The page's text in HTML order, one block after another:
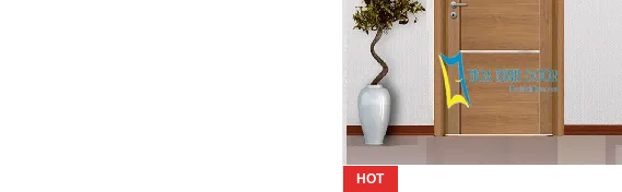
HOT